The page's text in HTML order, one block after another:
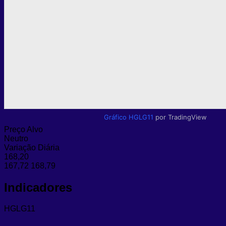
Gráfico HGLG11 por TradingView
Preço Alvo
Neutro
Variação Diária
168,20
167,72 168,79
Indicadores
HGLG11